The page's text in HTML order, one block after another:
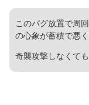
このバグ放置で周
の心象が蓄積で悪
奇襲攻撃しなくて